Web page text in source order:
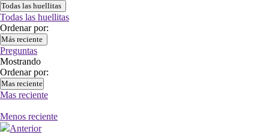
Todas las huellitas
Todas las huellitas
Ordenar por:
Más reciente
Preguntas
Mostrando
Ordenar por:
Mas reciente
Mas reciente
Menos reciente
Anterior